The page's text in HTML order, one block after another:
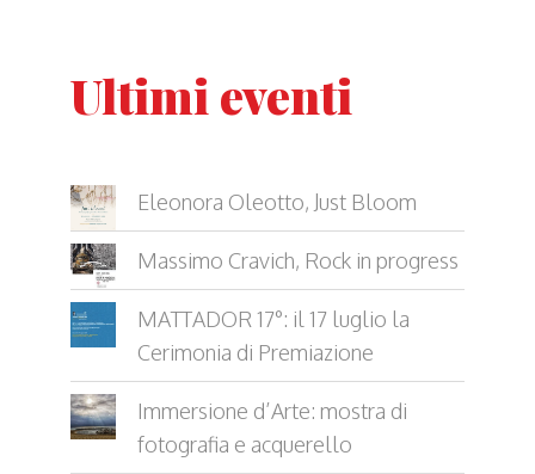
Ultimi eventi
Eleonora Oleotto, Just Bloom
Massimo Cravich, Rock in progress
MATTADOR 17°: il 17 luglio la
Cerimonia di Premiazione
Immersione d’Arte: mostra di
fotografia e acquerello